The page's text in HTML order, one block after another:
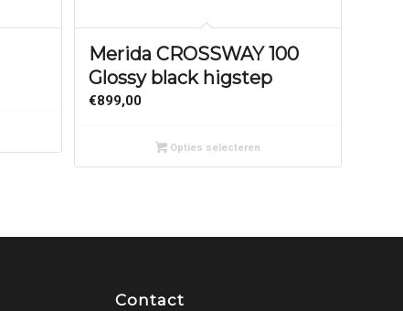
Merida CROSSWAY 100
Glossy black higstep
€899,00
Opties selecteren
Contact